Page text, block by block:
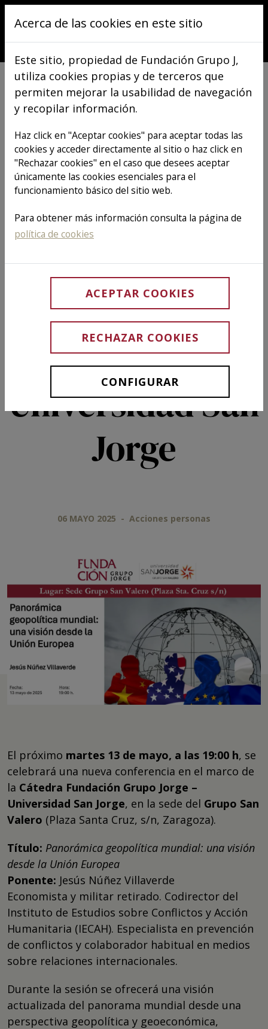
Pasar al contenido principal
VER TODOS LOS ARTÍCULOS
Nueva
conferencia de
la Cátedra
Fundación
Grupo Jorge –
Universidad San
Jorge
06 MAYO 2025 - Acciones personas
El próximo martes 13 de mayo, a las 19:00 h, se
celebrará una nueva conferencia en el marco de
la Cátedra Fundación Grupo Jorge –
Universidad San Jorge, en la sede del Grupo San
Valero (Plaza Santa Cruz, s/n, Zaragoza).
Título: Panorámica geopolítica mundial: una visión
desde la Unión Europea
Ponente: Jesús Núñez Villaverde
Economista y militar retirado. Codirector del
Instituto de Estudios sobre Conflictos y Acción
Humanitaria (IECAH). Especialista en prevención
de conflictos y colaborador habitual en medios
sobre relaciones internacionales.
Durante la sesión se ofrecerá una visión
actualizada del panorama mundial desde una
perspectiva geopolítica y geoeconómica,
Acerca de las cookies en este sitio
Este sitio, propiedad de Fundación Grupo J,
utiliza cookies propias y de terceros que
permiten mejorar la usabilidad de navegación
y recopilar información.
Haz click en "Aceptar cookies" para aceptar todas las
cookies y acceder directamente al sitio o haz click en
"Rechazar cookies" en el caso que desees aceptar
únicamente las cookies esenciales para el
funcionamiento básico del sitio web.
Para obtener más información consulta la página de
política de cookies
ACEPTAR COOKIES
RECHAZAR COOKIES
CONFIGURAR